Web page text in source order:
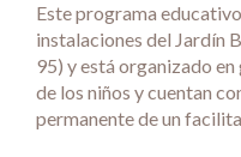
Este programa
instalaciones del Jardín
95) y está organizado
de los niños y cuentan
permanente de un